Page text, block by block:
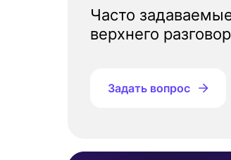
Часто
верхнего
Задать вопрос